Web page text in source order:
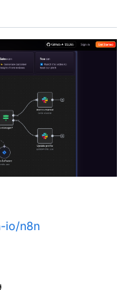
io/n8n